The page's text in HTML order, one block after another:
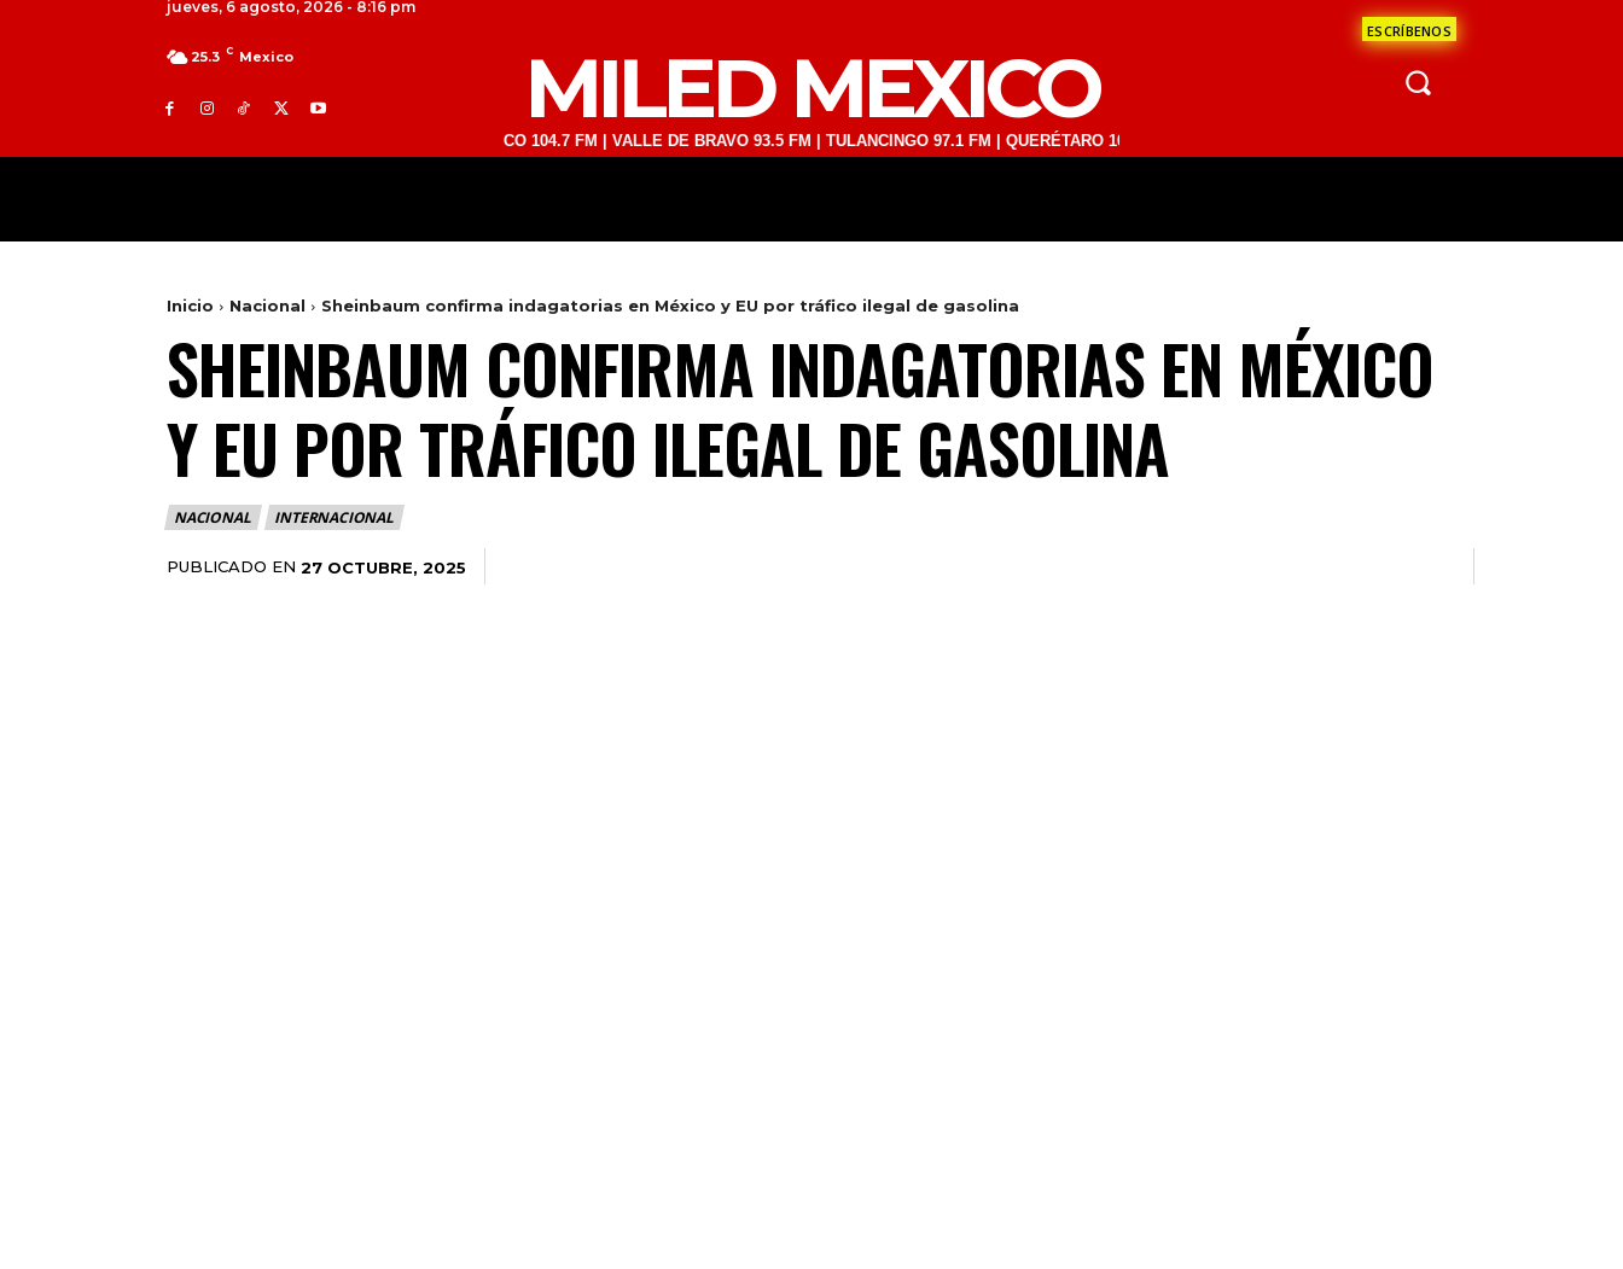
jueves, 6 agosto, 2026 - 8:16 pm
ESCRÍBENOS
25.3 C Mexico MILED MEXICO
TOLUCA 98.9 FM | ATLACOMULCO 104.7 FM | VALLE DE BRAVO 93.5 FM | TULANCINGO 97.1 FM | QUERÉTARO 103.1 FM | SAN JUAN DEL RÍO 93.1 FM | GUADALAJARA 1510 AM | LA
Inicio Nacional Sheinbaum confirma indagatorias en México y EU por tráfico ilegal de gasolina
SHEINBAUM CONFIRMA INDAGATORIAS EN MÉXICO
Y EU POR TRÁFICO ILEGAL DE GASOLINA
NACIONAL INTERNACIONAL
PUBLICADO EN 27 OCTUBRE, 2025